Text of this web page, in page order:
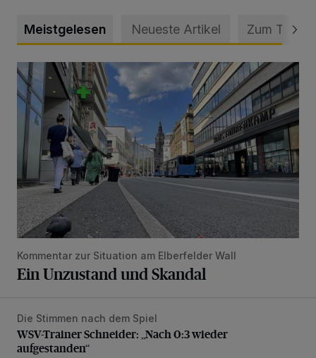
Meistgelesen Neueste Artikel Zum Thema
Ein Unzustand und Skandal
Kommentar zur Situation am Elberfelder Wall
Ein Unzustand und Skandal
WSV-Trainer Schneider: „Nach 0:3 wieder aufgestanden“
Die Stimmen nach dem Spiel
WSV-Trainer Schneider: „Nach 0:3 wieder
aufgestanden“